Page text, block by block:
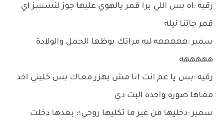
رقيه :اه بس اللي برا قمر يالهوي عليها جوز لنسسز اي
قمر جاتنا نيله
سمير :هههههه ليه مراتك بوظها الحمل والولادة
هههههه
رقيه :بس يا عم انت انا مش بهزر معاك بس خليني اخد
معاها صوره واحده البت دي
سمير :دخليها من غير ما تكليها روحي؛؛ بعدها دخلت